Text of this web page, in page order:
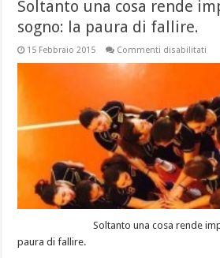
Soltanto una cosa rende
sogno: la paura di fallire.
15 Febbraio 2015 Commenti disabilitati
un
la
di
Soltanto una cosa rende
paura di fallire.